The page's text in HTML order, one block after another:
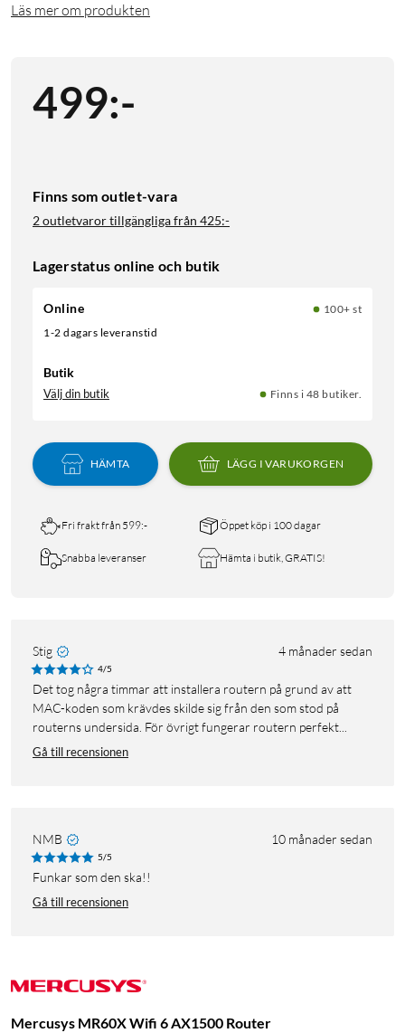
Läs mer om produkten
499:-
Finns som outlet-vara
2 outletvaror tillgängliga från 425:-
Lagerstatus online och butik
Online
100+ st
1-2 dagars leveranstid
Butik
Välj din butik Finns i 48 butiker.
HÄMTA LÄGG I VARUKORGEN
Fri frakt från 599:- Öppet köp i 100 dagar
Snabba leveranser Hämta i butik, GRATIS!
Stig 4 månader sedan
4/5
Det tog några timmar att installera routern på grund av att
MAC-koden som krävdes skilde sig från den som stod på
routerns undersida. För övrigt fungerar routern perfekt...
Gå till recensionen
NMB 10 månader sedan
5/5
Funkar som den ska!!
Gå till recensionen
Mercusys MR60X Wifi 6 AX1500 Router